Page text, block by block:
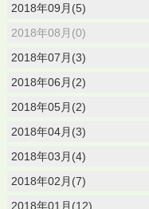
2018年09月(5)
2018年08月(0)
2018年07月(3)
2018年06月(2)
2018年05月(2)
2018年04月(3)
2018年03月(4)
2018年02月(7)
2018年01月(12)